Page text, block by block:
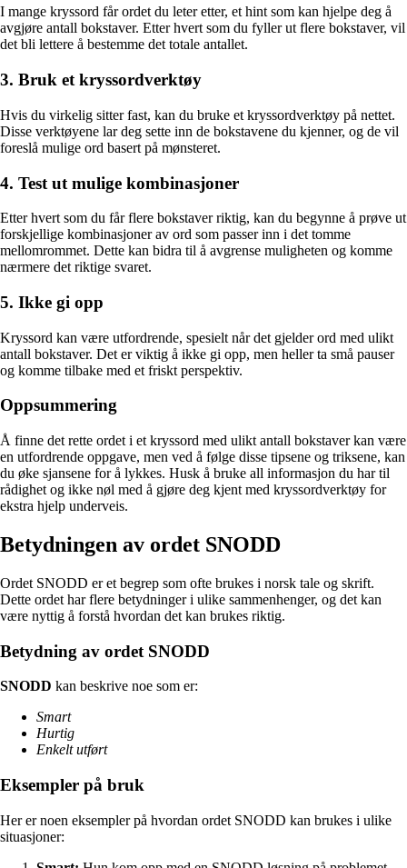
I mange kryssord får ordet du leter etter, et hint som kan hjelpe deg å
avgjøre antall bokstaver. Etter hvert som du fyller ut flere bokstaver, vil
det bli lettere å bestemme det totale antallet.
3. Bruk et kryssordverktøy
Hvis du virkelig sitter fast, kan du bruke et kryssordverktøy på nettet.
Disse verktøyene lar deg sette inn de bokstavene du kjenner, og de vil
foreslå mulige ord basert på mønsteret.
4. Test ut mulige kombinasjoner
Etter hvert som du får flere bokstaver riktig, kan du begynne å prøve ut
forskjellige kombinasjoner av ord som passer inn i det tomme
mellomrommet. Dette kan bidra til å avgrense muligheten og komme
nærmere det riktige svaret.
5. Ikke gi opp
Kryssord kan være utfordrende, spesielt når det gjelder ord med ulikt
antall bokstaver. Det er viktig å ikke gi opp, men heller ta små pauser
og komme tilbake med et friskt perspektiv.
Oppsummering
Å finne det rette ordet i et kryssord med ulikt antall bokstaver kan være
en utfordrende oppgave, men ved å følge disse tipsene og triksene, kan
du øke sjansene for å lykkes. Husk å bruke all informasjon du har til
rådighet og ikke nøl med å gjøre deg kjent med kryssordverktøy for
ekstra hjelp underveis.
Betydningen av ordet SNODD
Ordet SNODD er et begrep som ofte brukes i norsk tale og skrift.
Dette ordet har flere betydninger i ulike sammenhenger, og det kan
være nyttig å forstå hvordan det kan brukes riktig.
Betydning av ordet SNODD
SNODD kan beskrive noe som er:
Smart
Hurtig
Enkelt utført
Eksempler på bruk
Her er noen eksempler på hvordan ordet SNODD kan brukes i ulike
situasjoner: